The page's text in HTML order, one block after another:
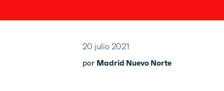
20 julio 2021
por Madrid Nuevo Norte